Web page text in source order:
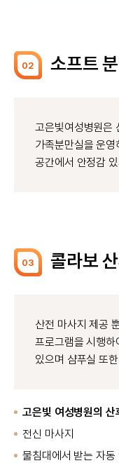
02 소프트
고은빛여성병원은
가족분만실을 운
공간에서 안정감
03 콜라보
산전 마사지 제공
프로그램을 시행
있으며 샴푸실 또
고은빛 여성병원의 산
전신 마사지
물침대에서 받는 자동